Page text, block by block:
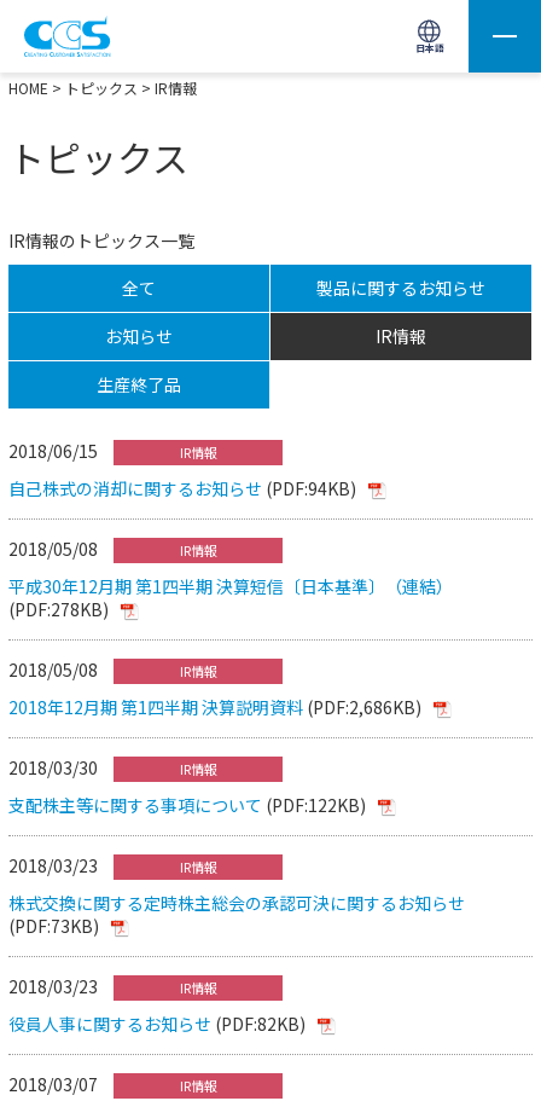
日本語
画像処理用の製品検索 サイト内検索(Enterで実行)
HOME > トピックス > IR情報
トピックス
IR情報のトピックス一覧
全て
製品に関するお知らせ
お知らせ
IR情報
生産終了品
2018/06/15 IR情報
自己株式の消却に関するお知らせ (PDF:94KB)
2018/05/08 IR情報
平成30年12月期 第1四半期 決算短信〔日本基準〕（連結）
(PDF:278KB)
2018/05/08 IR情報
2018年12月期 第1四半期 決算説明資料 (PDF:2,686KB)
2018/03/30 IR情報
支配株主等に関する事項について (PDF:122KB)
2018/03/23 IR情報
株式交換に関する定時株主総会の承認可決に関するお知らせ
(PDF:73KB)
2018/03/23 IR情報
役員人事に関するお知らせ (PDF:82KB)
2018/03/07 IR情報